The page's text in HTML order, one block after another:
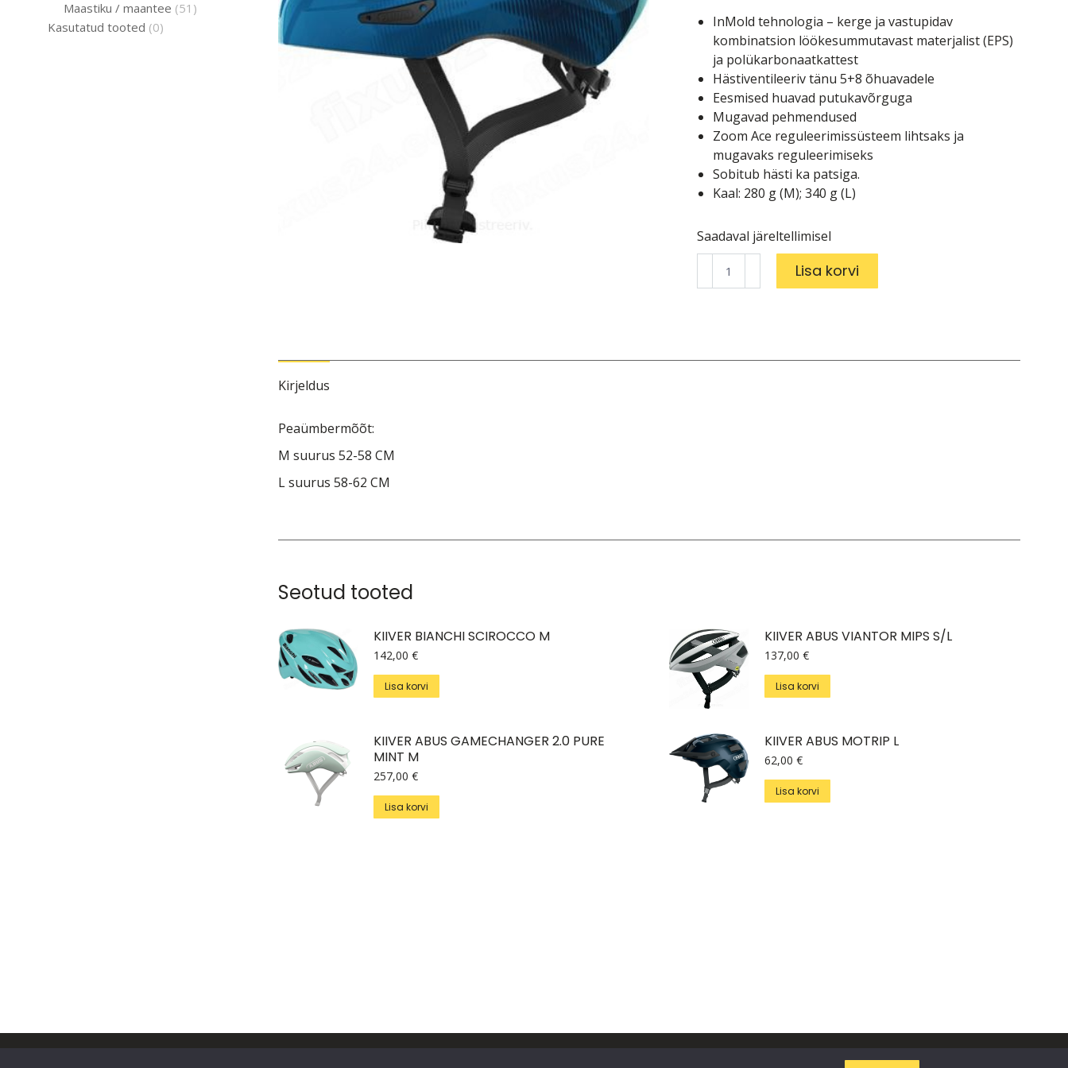
InMold tehnologia – kerge ja vastupidav
kombinatsion löökesummutavast materjalist (EPS)
ja polükarbonaatkattest
Hästiventileeriv tänu 5+8 õhuavadele
Eesmised huavad putukavõrguga
Mugavad pehmendused
Zoom Ace reguleerimissüsteem lihtsaks ja
mugavaks reguleerimiseks
Sobitub hästi ka patsiga.
Kaal: 280 g (M); 340 g (L)
Saadaval järeltellimisel
M/L
Lisa korvi
Kirjeldus
Peaümbermõõt:
M suurus 52-58 CM
L suurus 58-62 CM
Seotud tooted
KIIVER BIANCHI SCIROCCO M
142,00 €
Lisa korvi
KIIVER ABUS VIANTOR MIPS S/L
137,00 €
Lisa korvi
KIIVER ABUS GAMECHANGER 2.0 PURE
MINT M
257,00 €
Lisa korvi
KIIVER ABUS MOTRIP L
62,00 €
Lisa korvi
Maastiku / maantee (51)
Kasutatud tooted (0)